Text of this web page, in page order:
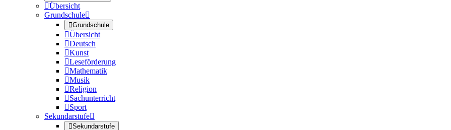
Übersicht
Grundschule
Grundschule
Übersicht
Deutsch
Kunst
Leseförderung
Mathematik
Musik
Religion
Sachunterricht
Sport
Sekundarstufe
Sekundarstufe